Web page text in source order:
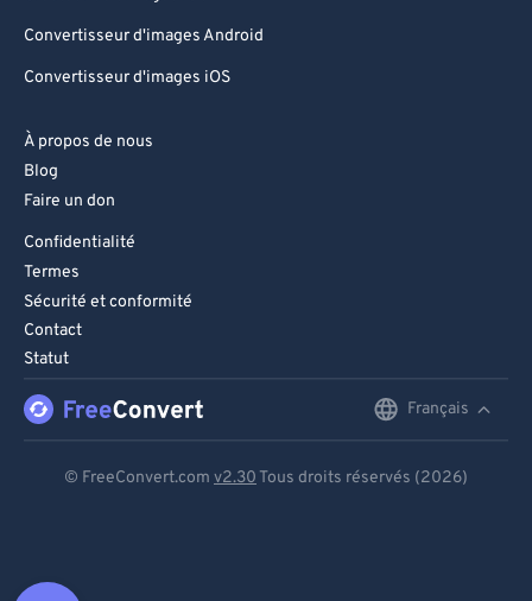
Convertisseur d'images Android
Convertisseur d'images iOS
À propos de nous
Blog
Faire un don
Confidentialité
Termes
Sécurité et conformité
Contact
Statut
Français
© FreeConvert.com v2.30 Tous droits réservés (2026)